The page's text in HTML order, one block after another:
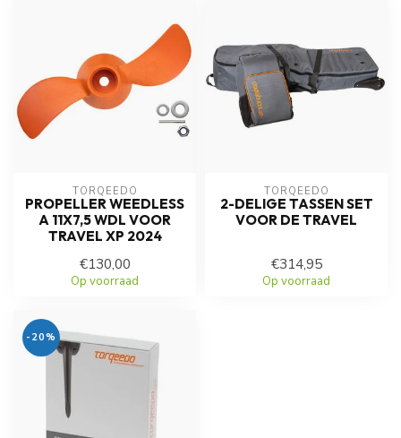
TORQEEDO
PROPELLER WEEDLESS
A 11X7,5 WDL VOOR
TRAVEL XP 2024
€130,00
Op voorraad
TORQEEDO
2-DELIGE TASSEN SET
VOOR DE TRAVEL
€314,95
Op voorraad
-20%